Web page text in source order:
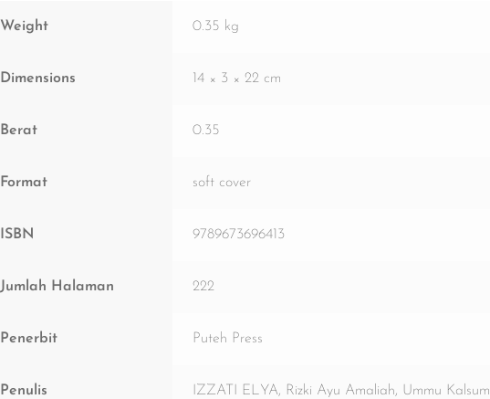
Weight 0.35 kg
Dimensions 14 × 3 × 22 cm
Berat 0.35
Format soft cover
ISBN 9789673696413
Jumlah Halaman 222
Penerbit Puteh Press
Penulis IZZATI ELYA, Rizki Ayu Amaliah, Ummu Kalsum